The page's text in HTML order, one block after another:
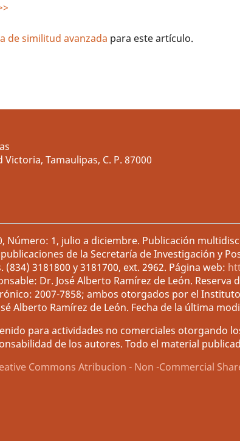
de similitud avanzada para este artículo.
Tamaulipas, C. P. 87000
Número: 1, julio a diciembre. Publicación
de la Secretaría de Investigación y
(834) 3181800 y 3181700, ext. 2962. Página web:
Dr. José Alberto Ramírez de León. Reserva
2007-7858; ambos otorgados por el
Alberto Ramírez de León. Fecha de la última
para actividades no comerciales otorgando
de los autores. Todo el material
Commons Atribucion - Non -Commercial